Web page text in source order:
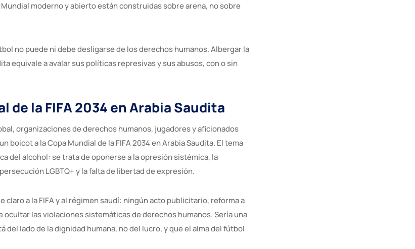
moderno y abierto están construidas sobre arena, no sobre
no puede ni debe desligarse de los derechos humanos. Albergar la
equivale a avalar sus políticas represivas y sus abusos, con o sin
de la FIFA 2034 en Arabia Saudita
organizaciones de derechos humanos, jugadores y aficionados
boicot a la Copa Mundial de la FIFA 2034 en Arabia Saudita. El tema
del alcohol: se trata de oponerse a la opresión sistémica, la
LGBTQ+ y la falta de libertad de expresión.
claro a la FIFA y al régimen saudí: ningún acto publicitario, reforma a
las violaciones sistemáticas de derechos humanos. Sería una
del lado de la dignidad humana, no del lucro, y que el alma del fútbol